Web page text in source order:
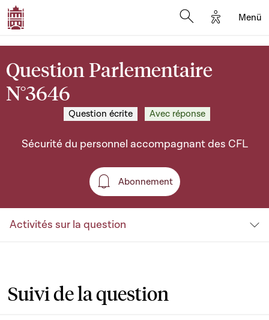
Options
Menü
Question Parlementaire
N°3646
Question écrite Avec réponse
Sécurité du personnel accompagnant des CFL
Abonnement
Abonnement
Activités sur la question
Suivi de la question